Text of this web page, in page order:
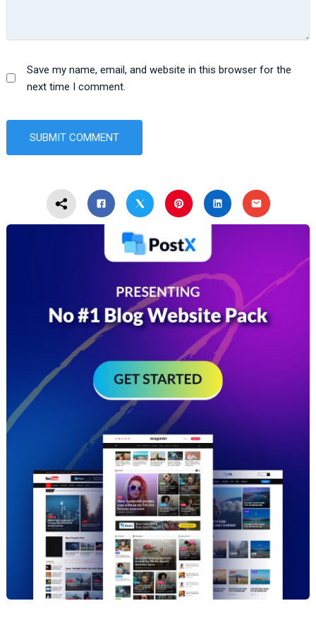
Save my name, email, and website in this browser for the
next time I comment.